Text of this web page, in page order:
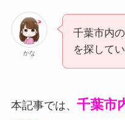
かな
千葉市内
を探して
本記事では、 千葉市